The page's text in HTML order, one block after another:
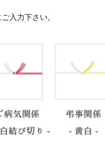
入力下さい。